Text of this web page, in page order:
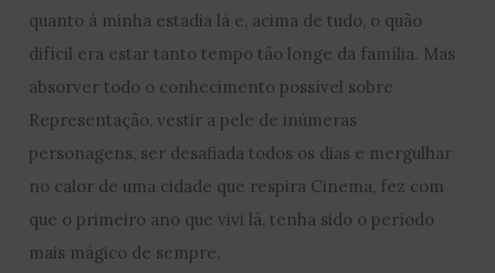
quanto à minha estadia lá e, acima de tudo, o quão
difícil era estar tanto tempo tão longe da família. Mas
absorver todo o conhecimento possível sobre
Representação, vestir a pele de inúmeras
personagens, ser desafiada todos os dias e mergulhar
no calor de uma cidade que respira Cinema, fez com
que o primeiro ano que vivi lá, tenha sido o período
mais mágico de sempre.